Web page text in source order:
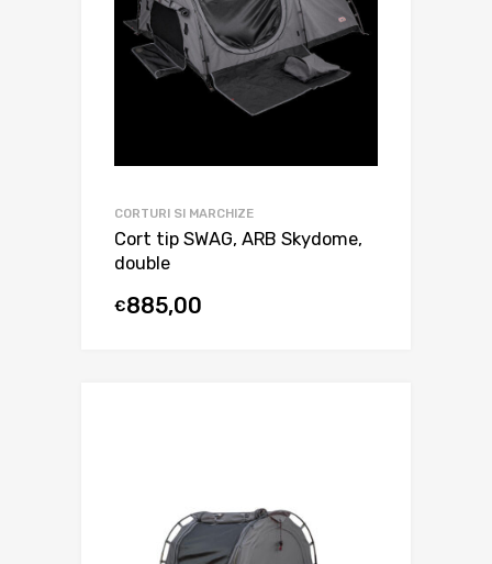
CORTURI SI MARCHIZE
Cort tip SWAG, ARB Skydome,
double
€885,00